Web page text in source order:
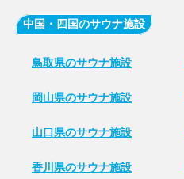
中国・四国のサウナ施設
鳥取県のサウナ施設
岡山県のサウナ施設
山口県のサウナ施設
香川県のサウナ施設